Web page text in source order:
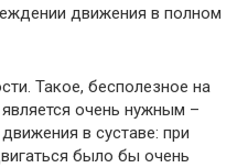
движения в полном
Такое, бесполезное на
очень нужным –
в суставе: при
было бы очень